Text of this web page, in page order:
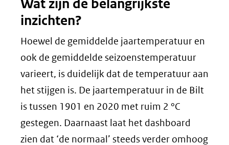
Wat zijn de belangrijkste
inzichten?
Hoewel de gemiddelde jaartemperatuur en
ook de gemiddelde seizoenstemperatuur
varieert, is duidelijk dat de temperatuur aan
het stijgen is. De jaartemperatuur in de Bilt
is tussen 1901 en 2020 met ruim 2 °C
gestegen. Daarnaast laat het dashboard
zien dat ‘de normaal’ steeds verder omhoog